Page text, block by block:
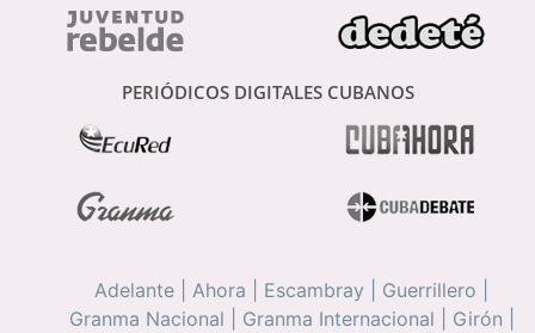
PERIÓDICOS DIGITALES CUBANOS
Adelante Ahora Escambray Guerrillero
Granma Nacional
Granma Internacional Girón